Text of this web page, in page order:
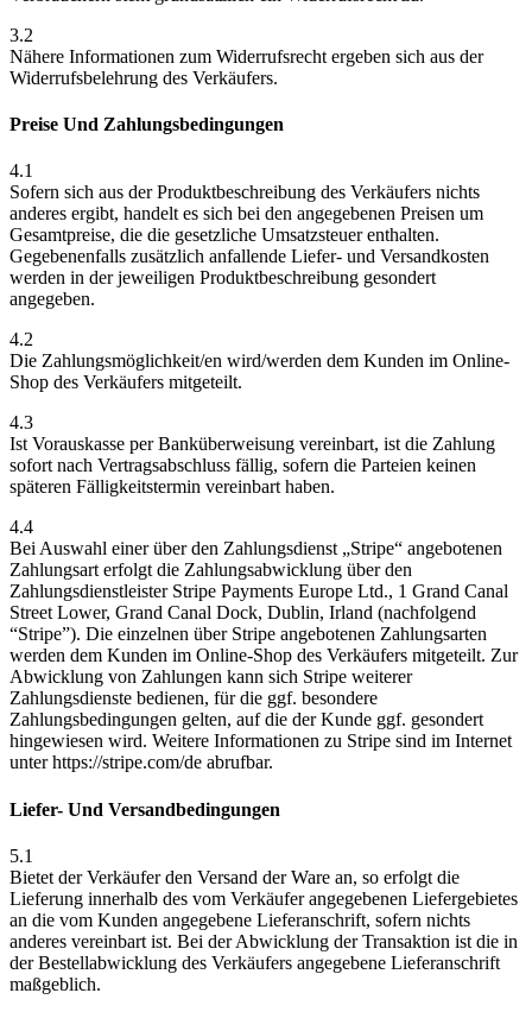
3.2
Nähere Informationen zum Widerrufsrecht ergeben sich aus der
Widerrufsbelehrung des Verkäufers.
Preise Und Zahlungsbedingungen
4.1
Sofern sich aus der Produktbeschreibung des Verkäufers nichts
anderes ergibt, handelt es sich bei den angegebenen Preisen um
Gesamtpreise, die die gesetzliche Umsatzsteuer enthalten.
Gegebenenfalls zusätzlich anfallende Liefer- und Versandkosten
werden in der jeweiligen Produktbeschreibung gesondert
angegeben.
4.2
Die Zahlungsmöglichkeit/en wird/werden dem Kunden im Online-
Shop des Verkäufers mitgeteilt.
4.3
Ist Vorauskasse per Banküberweisung vereinbart, ist die Zahlung
sofort nach Vertragsabschluss fällig, sofern die Parteien keinen
späteren Fälligkeitstermin vereinbart haben.
4.4
Bei Auswahl einer über den Zahlungsdienst „Stripe“ angebotenen
Zahlungsart erfolgt die Zahlungsabwicklung über den
Zahlungsdienstleister Stripe Payments Europe Ltd., 1 Grand Canal
Street Lower, Grand Canal Dock, Dublin, Irland (nachfolgend
“Stripe”). Die einzelnen über Stripe angebotenen Zahlungsarten
werden dem Kunden im Online-Shop des Verkäufers mitgeteilt. Zur
Abwicklung von Zahlungen kann sich Stripe weiterer
Zahlungsdienste bedienen, für die ggf. besondere
Zahlungsbedingungen gelten, auf die der Kunde ggf. gesondert
hingewiesen wird. Weitere Informationen zu Stripe sind im Internet
unter https://stripe.com/de abrufbar.
Liefer- Und Versandbedingungen
5.1
Bietet der Verkäufer den Versand der Ware an, so erfolgt die
Lieferung innerhalb des vom Verkäufer angegebenen Liefergebietes
an die vom Kunden angegebene Lieferanschrift, sofern nichts
anderes vereinbart ist. Bei der Abwicklung der Transaktion ist die in
der Bestellabwicklung des Verkäufers angegebene Lieferanschrift
maßgeblich.